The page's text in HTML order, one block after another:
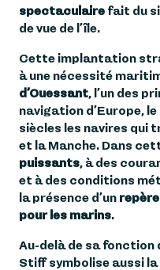
spectaculaire fait du
de vue de l’île.
Cette implantation
à une nécessité
d’Ouessant, l’un des
navigation d’Europe,
siècles les navires qui
et la Manche. Dans
puissants, à des
et à des conditions
la présence d’un
pour les marins.
Au-delà de sa fonction
Stiff symbolise aussi